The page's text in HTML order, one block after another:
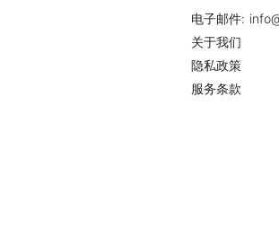
电子邮件:
关于我们
隐私政策
服务条款